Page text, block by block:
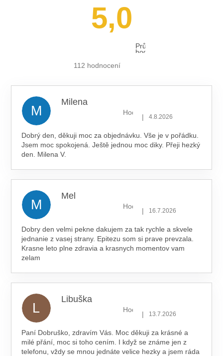
5,0
Průměrné
hodnocení
112 hodnocení
M
Milena
Hodnocení obchodu je 5 z 5
| 4.8.2026
Dobrý den, děkuji moc za objednávku. Vše je v pořádku.
Jsem moc spokojená. Ještě jednou moc diky. Přeji hezký
den. Milena V.
M
Mel
Hodnocení obchodu je 5 z 5
| 16.7.2026
Dobry den velmi pekne dakujem za tak rychle a skvele
jednanie z vasej strany. Epitezu som si prave prevzala.
Krasne leto plne zdravia a krasnych momentov vam
zelam
L
Libuška
Hodnocení obchodu je 5 z 5
| 13.7.2026
Paní Dobruško, zdravím Vás. Moc děkuji za krásné a
milé přání, moc si toho cením. I když se známe jen z
telefonu, vždy se mnou jednáte velice hezky a jsem ráda